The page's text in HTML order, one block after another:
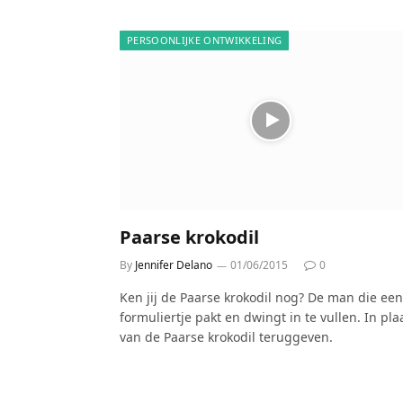
PERSOONLIJKE ONTWIKKELING
Paarse krokodil
By Jennifer Delano 01/06/2015 0
Ken jij de Paarse krokodil nog? De man die een
formuliertje pakt en dwingt in te vullen. In
van de Paarse krokodil teruggeven.